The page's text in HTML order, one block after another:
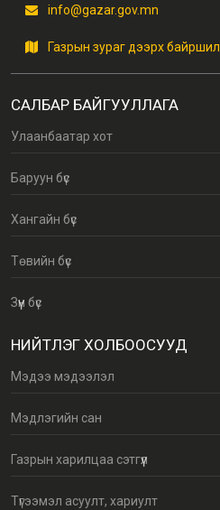
info@gazar.gov.mn
Газрын зураг дээрх байршил
САЛБАР БАЙГУУЛЛАГА
Улаанбаатар хот
Баруун бүс
Хангайн бүс
Төвийн бүс
Зүүн бүс
НИЙТЛЭГ ХОЛБООСУУД
Мэдээ мэдээлэл
Мэдлэгийн сан
Газрын харилцаа сэтгүүл
Түгээмэл асуулт, хариулт